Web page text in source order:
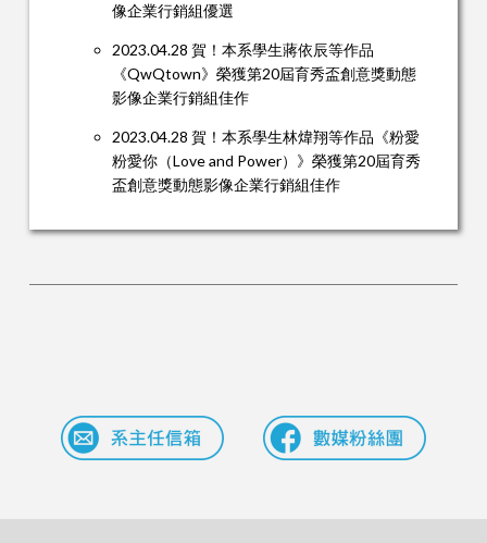
像企業行銷組優選
2023.04.28 賀！本系學生蔣依辰等作品
《QwQtown》榮獲第20屆育秀盃創意獎動態
影像企業行銷組佳作
2023.04.28 賀！本系學生林煒翔等作品《粉愛
粉愛你（Love and Power）》榮獲第20屆育秀
盃創意獎動態影像企業行銷組佳作